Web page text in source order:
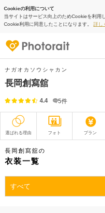
Cookieの利用について
当サイトはサービス向上のためCookieを利用
Cookie利用に同意したことになります。 詳し
ナガオカソウシャカン
長岡創寫舘
4.4 5件
選ばれる理由 フォト プラン
撮影レポート
オプション
長岡創寫舘の
衣装一覧
すべて